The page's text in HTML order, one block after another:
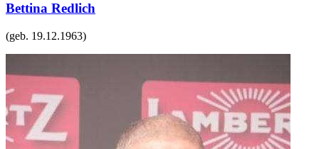
Bettina Redlich
(geb. 19.12.1963)